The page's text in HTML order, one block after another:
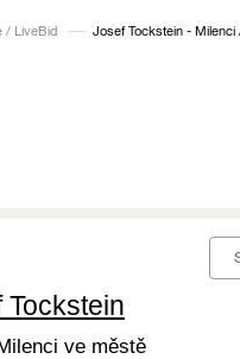
/ LiveBid Josef Tockstein -
Tockstein
ve městě